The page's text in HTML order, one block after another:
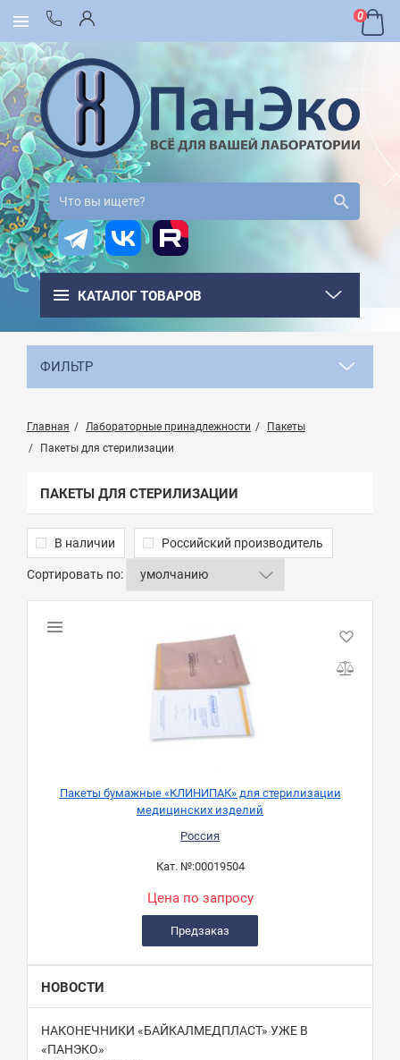
0
КАТАЛОГ ТОВАРОВ
ФИЛЬТР
Главная Лабораторные принадлежности
Пакеты
Пакеты для стерилизации
ПАКЕТЫ ДЛЯ СТЕРИЛИЗАЦИИ
В наличии Российский производитель
Сортировать по:
Пакеты бумажные «КЛИНИПАК» для стерилизации
медицинских изделий
Россия
Кат. №:00019504
Цена по запросу
Предзаказ
НОВОСТИ
НАКОНЕЧНИКИ «БАЙКАЛМЕДПЛАСТ» УЖЕ В
«ПАНЭКО»